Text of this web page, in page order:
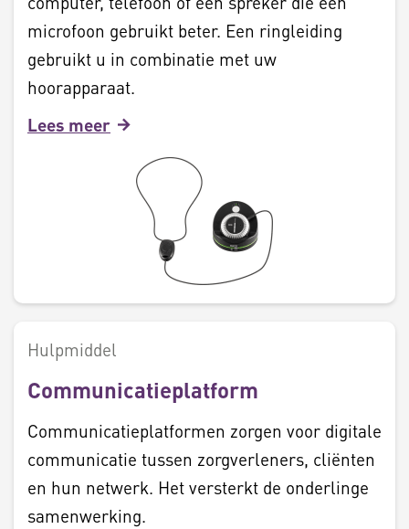
microfoon gebruikt beter. Een ringleiding
gebruikt u in combinatie met uw
hoorapparaat.
Lees meer
Hulpmiddel
Communicatieplatform
Communicatieplatformen zorgen voor digitale
communicatie tussen zorgverleners, cliënten
en hun netwerk. Het versterkt de onderlinge
samenwerking.